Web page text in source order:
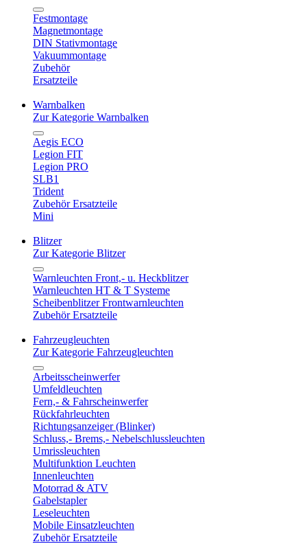
Festmontage
Magnetmontage
DIN Stativmontage
Vakuummontage
Zubehör
Ersatzteile
Warnbalken
Zur Kategorie Warnbalken
Aegis ECO
Legion FIT
Legion PRO
SLB1
Trident
Zubehör Ersatzteile
Mini
Blitzer
Zur Kategorie Blitzer
Warnleuchten Front,- u. Heckblitzer
Warnleuchten HT & T Systeme
Scheibenblitzer Frontwarnleuchten
Zubehör Ersatzteile
Fahrzeugleuchten
Zur Kategorie Fahrzeugleuchten
Arbeitsscheinwerfer
Umfeldleuchten
Fern,- & Fahrscheinwerfer
Rückfahrleuchten
Richtungsanzeiger (Blinker)
Schluss,- Brems,- Nebelschlussleuchten
Umrissleuchten
Multifunktion Leuchten
Innenleuchten
Motorrad & ATV
Gabelstapler
Leseleuchten
Mobile Einsatzleuchten
Zubehör Ersatzteile